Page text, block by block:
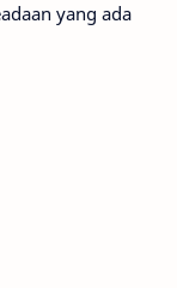
yang ada